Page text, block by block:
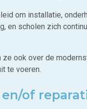
om installatie,
en scholen zich
ook over de
te voeren.
of